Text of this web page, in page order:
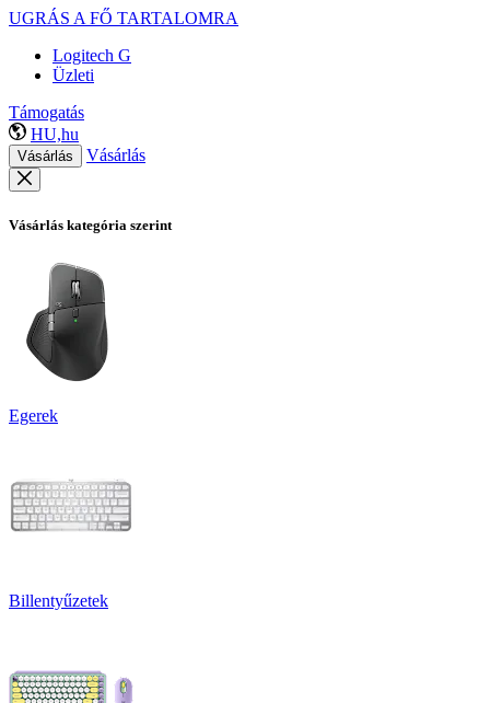
UGRÁS A FŐ TARTALOMRA
Logitech G
Üzleti
Támogatás
HU,hu
Vásárlás Vásárlás
Vásárlás kategória szerint
Egerek
Billentyűzetek